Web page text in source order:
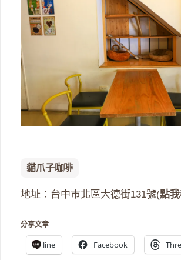
貓爪子咖啡
地址：台中市北區大德街131號(點
分享文章
line Facebook